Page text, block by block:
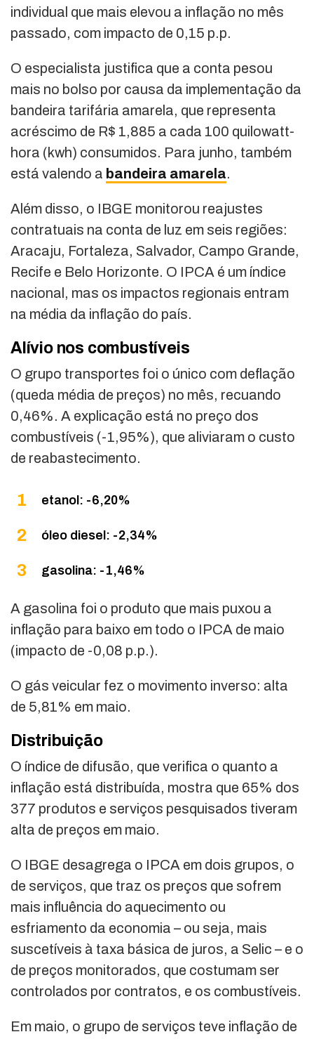
individual que mais elevou a inflação no mês
passado, com impacto de 0,15 p.p.
O especialista justifica que a conta pesou
mais no bolso por causa da implementação da
bandeira tarifária amarela, que representa
acréscimo de R$ 1,885 a cada 100 quilowatt-
hora (kwh) consumidos. Para junho, também
está valendo a bandeira amarela.
Além disso, o IBGE monitorou reajustes
contratuais na conta de luz em seis regiões:
Aracaju, Fortaleza, Salvador, Campo Grande,
Recife e Belo Horizonte. O IPCA é um índice
nacional, mas os impactos regionais entram
na média da inflação do país.
Alívio nos combustíveis
O grupo transportes foi o único com deflação
(queda média de preços) no mês, recuando
0,46%. A explicação está no preço dos
combustíveis (-1,95%), que aliviaram o custo
de reabastecimento.
etanol: -6,20%
óleo diesel: -2,34%
gasolina: -1,46%
A gasolina foi o produto que mais puxou a
inflação para baixo em todo o IPCA de maio
(impacto de -0,08 p.p.).
O gás veicular fez o movimento inverso: alta
de 5,81% em maio.
Distribuição
O índice de difusão, que verifica o quanto a
inflação está distribuída, mostra que 65% dos
377 produtos e serviços pesquisados tiveram
alta de preços em maio.
O IBGE desagrega o IPCA em dois grupos, o
de serviços, que traz os preços que sofrem
mais influência do aquecimento ou
esfriamento da economia – ou seja, mais
suscetíveis à taxa básica de juros, a Selic – e o
de preços monitorados, que costumam ser
controlados por contratos, e os combustíveis.
Em maio, o grupo de serviços teve inflação de